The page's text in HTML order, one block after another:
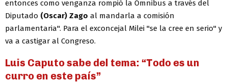
entonces como venganza rompió la Ómnibus a través del
Diputado (Oscar) Zago al mandarla a comisión
parlamentaria". Para el exconcejal Milei "se la cree en serio" y
va a castigar al Congreso.
Luis Caputo sabe del tema: “Todo es un
curro en este país”